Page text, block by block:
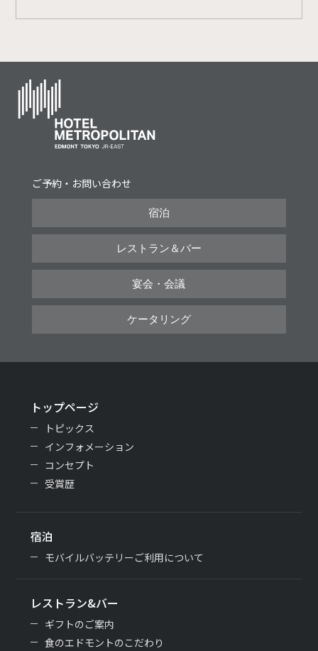
ご予約・お問い合わせ
宿泊
レストラン＆バー
宴会・会議
ケータリング
トップページ
トピックス
インフォメーション
コンセプト
受賞歴
宿泊
モバイルバッテリーご利用について
レストラン&バー
ギフトのご案内
食のエドモントのこだわり